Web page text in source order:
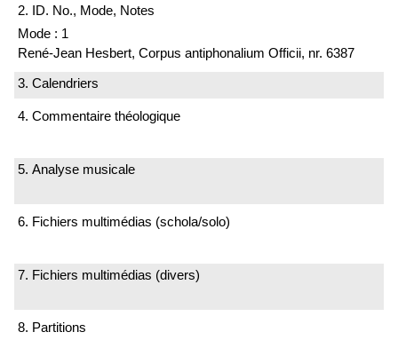
2. ID. No., Mode, Notes
Mode : 1
René-Jean Hesbert, Corpus antiphonalium Officii, nr. 6387
3. Calendriers
4. Commentaire théologique
5. Analyse musicale
6. Fichiers multimédias (schola/solo)
7. Fichiers multimédias (divers)
8. Partitions